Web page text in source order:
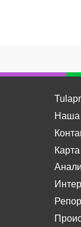
Наша